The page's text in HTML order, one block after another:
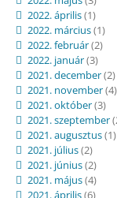
2022. április(1)
2022. március(1)
2022. február(2)
2022. január(3)
2021. december(2)
2021. november(4)
2021. október(3)
2021. szeptember
2021. augusztus(1)
2021. július(2)
2021. június(2)
2021. május(4)
2021. április(6)